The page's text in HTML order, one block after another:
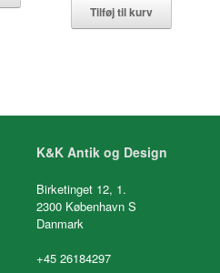
Tilføj til kurv
K&K Antik og Design
Birketinget 12, 1.
2300 København S
Danmark
+45 26184297